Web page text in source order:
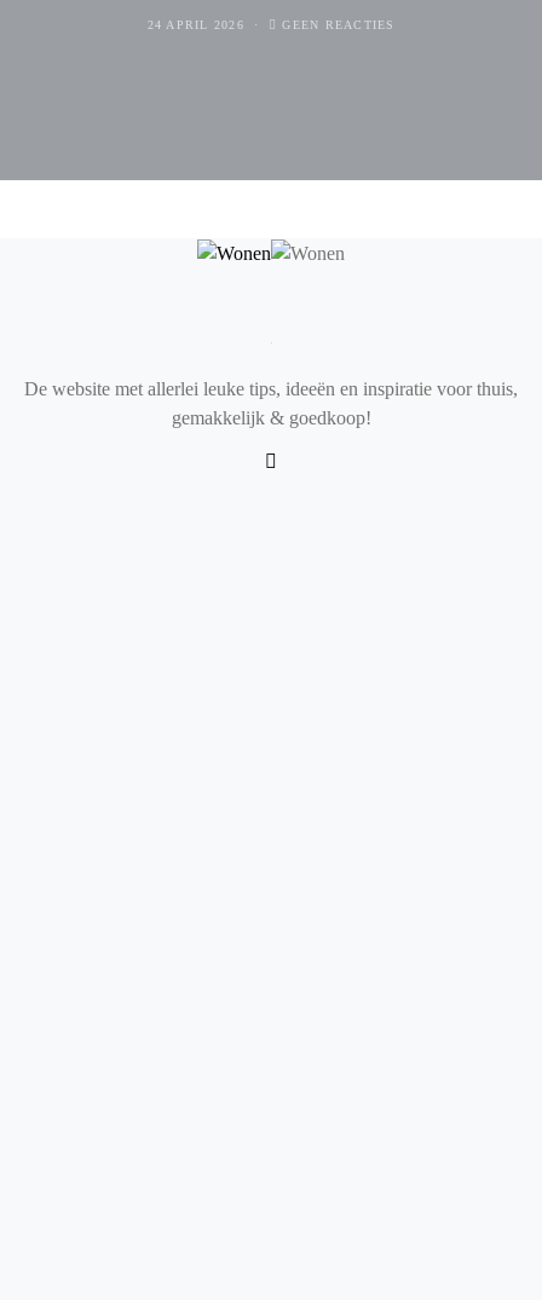
24 APRIL 2026 GEEN REACTIES
De website met allerlei leuke tips, ideeën en inspiratie voor thuis,
gemakkelijk & goedkoop!